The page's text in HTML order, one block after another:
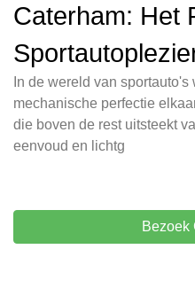
Caterham: Het
In de wereld van
mechanische perfectie
die boven de rest uitsteekt
eenvoud en lichtg
Bezoek